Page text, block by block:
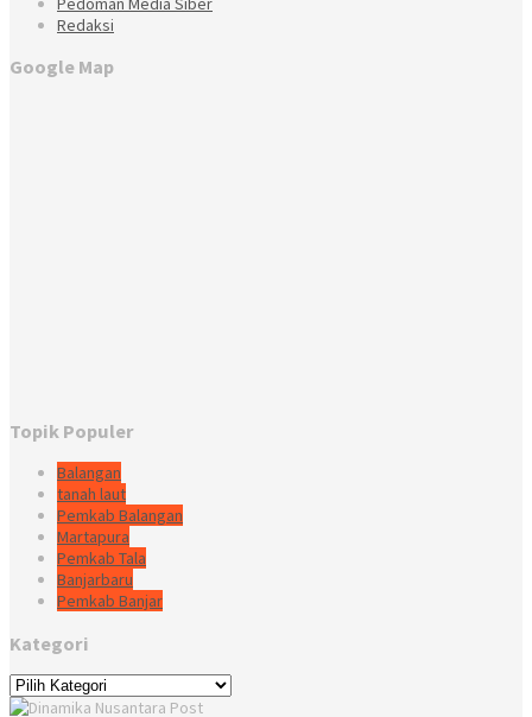
Redaksi
Google Map
Topik Populer
Balangan
tanah laut
Pemkab Balangan
Martapura
Pemkab Tala
Banjarbaru
Pemkab Banjar
Kategori
Kategori